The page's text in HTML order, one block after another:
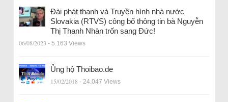
Đài phát thanh và Truyền hình nhà nước
Slovakia (RTVS) công bố thông tin bà Nguyễn
Thị Thanh Nhàn trốn sang Đức!
06/08/2023 - 5.163 Views
Ủng hộ Thoibao.de
15/02/2018 - 24.047 Views